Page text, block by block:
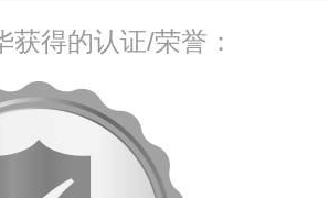
获得的认证/荣誉：